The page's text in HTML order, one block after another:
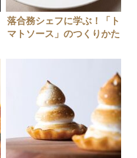
落合務シェフに学ぶ！「ト
マトソース」のつくりかた